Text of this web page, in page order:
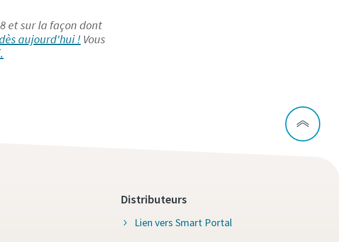
et sur la façon dont
aujourd'hui ! Vous
Distributeurs
Lien vers Smart Portal